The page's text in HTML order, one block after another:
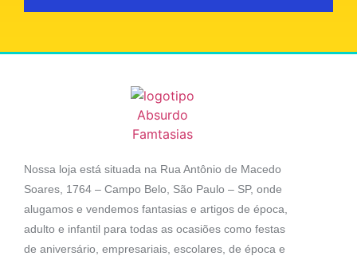
Nossa loja está situada na Rua Antônio de Macedo
Soares, 1764 – Campo Belo, São Paulo – SP, onde
alugamos e vendemos fantasias e artigos de época,
adulto e infantil para todas as ocasiões como festas
de aniversário, empresariais, escolares, de época e